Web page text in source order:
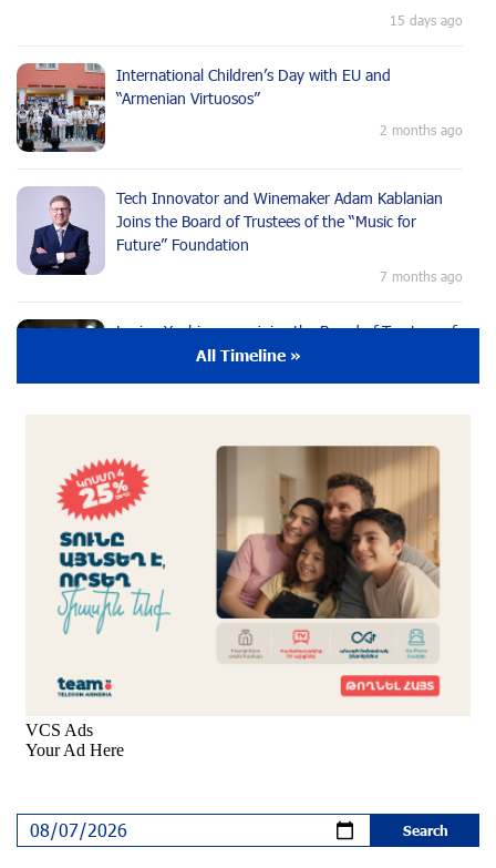
15 days ago
International Children’s Day with EU and
“Armenian Virtuosos”
2 months ago
Tech Innovator and Winemaker Adam Kablanian
Joins the Board of Trustees of the “Music for
Future” Foundation
7 months ago
Lusine Yeghiazaryan joins the Board of Trustees of
the Music for the Future Foundation
9 months ago
Young Musician from the “Born in Artsakh”
Program, Arsen Safaryan, Performed at the
Anniversary Concert of the “Artis Futura”
Foundation with the Moscow “Russian
Philharmonia” Symphony Orchestra
9 months ago
Young Musicians of the “Born in Artsakh” Program
Bring the Voice of Artsakh to Moscow
9 months ago
The Sound of Artsakh in the USA
All Timeline »